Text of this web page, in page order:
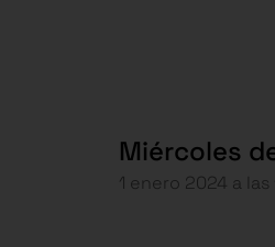
Miércoles
1 enero 2024 a las